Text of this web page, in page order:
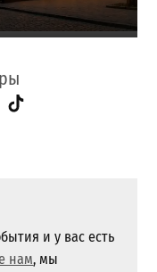
TikTok
и у вас есть
нам, мы